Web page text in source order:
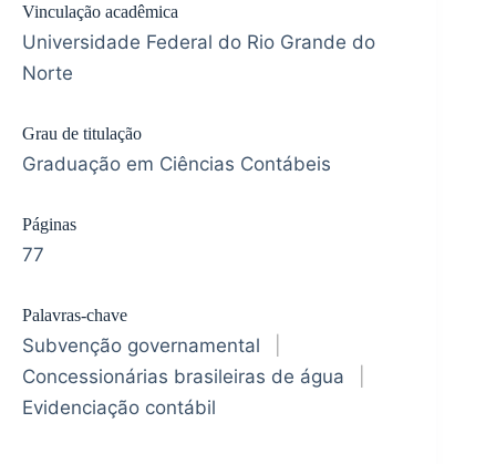
Vinculação acadêmica
Universidade Federal do Rio Grande do
Norte
Grau de titulação
Graduação em Ciências Contábeis
Páginas
77
Palavras-chave
Subvenção governamental
Concessionárias brasileiras de água
Evidenciação contábil